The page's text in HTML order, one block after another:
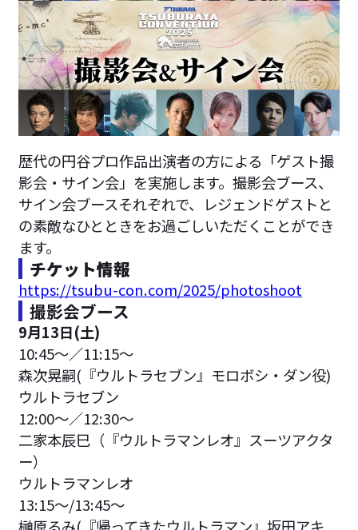
歴代の円谷プロ作品出演者の方による「ゲスト撮
影会・サイン会」を実施します。撮影会ブース、
サイン会ブースそれぞれで、レジェンドゲストと
の素敵なひとときをお過ごしいただくことができ
ます。
チケット情報
https://tsubu-con.com/2025/photoshoot
撮影会ブース
9月13日(土)
10:45〜／11:15～
森次晃嗣(『ウルトラセブン』モロボシ・ダン役)
ウルトラセブン
12:00〜／12:30～
二家本辰巳（『ウルトラマンレオ』スーツアクタ
ー）
ウルトラマンレオ
13:15～/13:45～